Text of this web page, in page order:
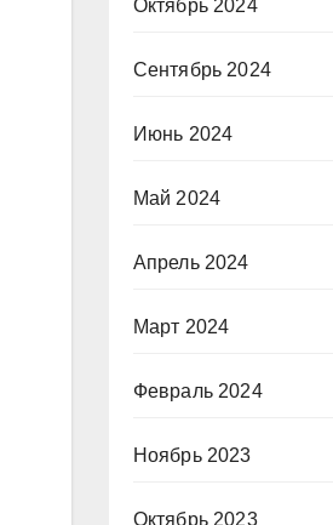
Октябрь 2024
Сентябрь 2024
Июнь 2024
Май 2024
Апрель 2024
Март 2024
Февраль 2024
Ноябрь 2023
Октябрь 2023